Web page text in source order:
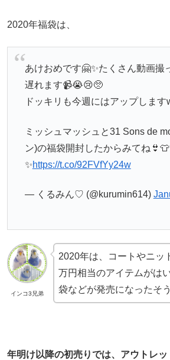
2020年福袋は、
あけおめです🤗✨たくさん動画撮
遅れます📹😭😢🥺
ドッキリも今週にはアップします
ミッシュマッシュと31 Sons de
ン)の福袋開封したからみてね
✨https://t.co/92FVfYy24w
— くるみん♡ (@kurumin614)
インコ3兄弟
2020年は、コートやニッ
万円相当のアイテムがは
袋などが発売になったそ
年明け以降の初売りでは、アウトレ